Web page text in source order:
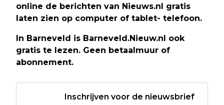
online de berichten van Nieuws.nl gratis
laten zien op computer of tablet- telefoon.
In Barneveld is Barneveld.Nieuw.nl ook
gratis te lezen. Geen betaalmuur of
abonnement.
Inschrijven voor de nieuwsbrief